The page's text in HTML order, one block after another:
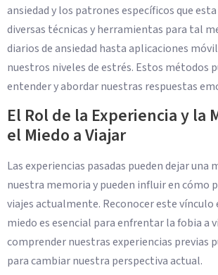
ansiedad y los patrones específicos que
diversas técnicas y herramientas para tal
diarios de ansiedad hasta aplicaciones
nuestros niveles de estrés. Estos métodos
entender y abordar nuestras respuestas
El Rol de la Experiencia y la
el Miedo a Viajar
Las experiencias pasadas pueden dejar una
nuestra memoria y pueden influir en cómo
viajes actualmente. Reconocer este
miedo es esencial para enfrentar la fobia a
comprender nuestras experiencias previas
para cambiar nuestra perspectiva actual.